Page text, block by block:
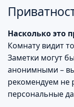
Насколько это
Комнату видит
Заметки могут
анонимными –
рекомендуем не
персональные